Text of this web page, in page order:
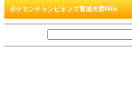
ポケモンチャンピオンズ育成考察Wiki